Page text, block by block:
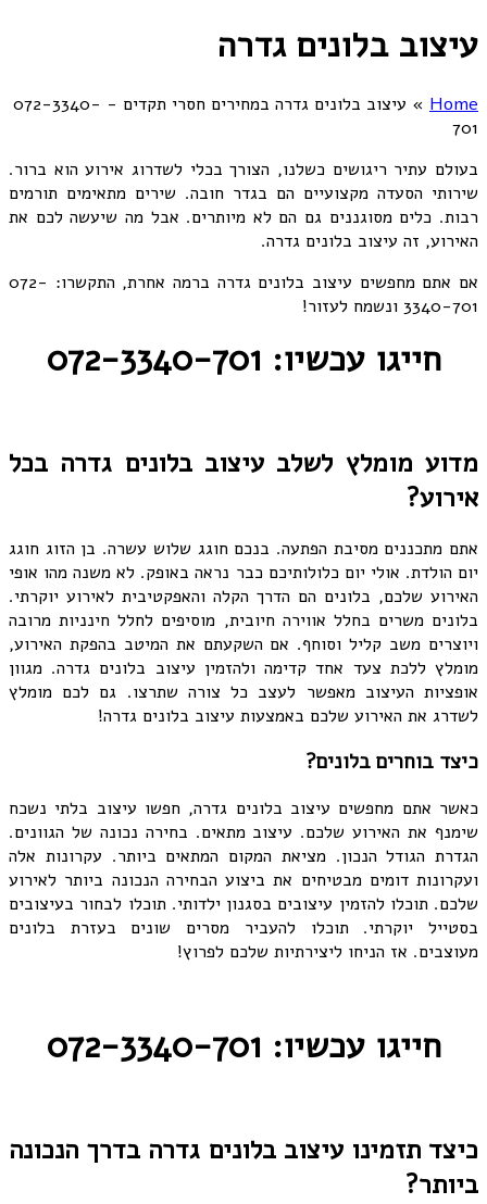
עיצוב בלונים גדרה
Home
»
עיצוב בלונים גדרה במחירים חסרי תקדים - 072-3340-
701
בעולם עתיר ריגושים כשלנו, הצורך בכלי לשדרוג אירוע הוא ברור.
שירותי הסעדה מקצועיים הם בגדר חובה. שירים מתאימים תורמים
רבות. כלים מסוגננים גם הם לא מיותרים. אבל מה שיעשה לכם את
האירוע, זה עיצוב בלונים גדרה.
אם אתם מחפשים עיצוב בלונים גדרה ברמה אחרת, התקשרו: 072-
3340-701 ונשמח לעזור!
חייגו עכשיו: 072-3340-701
מדוע מומלץ לשלב עיצוב בלונים גדרה בכל
אירוע?
אתם מתכננים מסיבת הפתעה. בנכם חוגג שלוש עשרה. בן הזוג חוגג
יום הולדת. אולי יום כלולותיכם כבר נראה באופק. לא משנה מהו אופי
האירוע שלכם, בלונים הם הדרך הקלה והאפקטיבית לאירוע יוקרתי.
בלונים משרים בחלל אווירה חיובית, מוסיפים לחלל חינניות מרובה
ויוצרים משב קליל וסוחף. אם השקעתם את המיטב בהפקת האירוע,
מומלץ ללכת צעד אחד קדימה ולהזמין עיצוב בלונים גדרה. מגוון
אופציות העיצוב מאפשר לעצב כל צורה שתרצו. גם לכם מומלץ
לשדרג את האירוע שלכם באמצעות עיצוב בלונים גדרה!
כיצד בוחרים בלונים?
כאשר אתם מחפשים עיצוב בלונים גדרה, חפשו עיצוב בלתי נשכח
שימנף את האירוע שלכם. עיצוב מתאים. בחירה נכונה של הגוונים.
הגדרת הגודל הנכון. מציאת המקום המתאים ביותר. עקרונות אלה
ועקרונות דומים מבטיחים את ביצוע הבחירה הנכונה ביותר לאירוע
שלכם. תוכלו להזמין עיצובים בסגנון ילדותי. תוכלו לבחור בעיצובים
בסטייל יוקרתי. תוכלו להעביר מסרים שונים בעזרת בלונים
מעוצבים. אז הניחו ליצירתיות שלכם לפרוץ!
חייגו עכשיו: 072-3340-701
כיצד תזמינו עיצוב בלונים גדרה בדרך הנכונה
ביותר?